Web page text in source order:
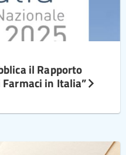
il Rapporto
Farmaci in Italia”